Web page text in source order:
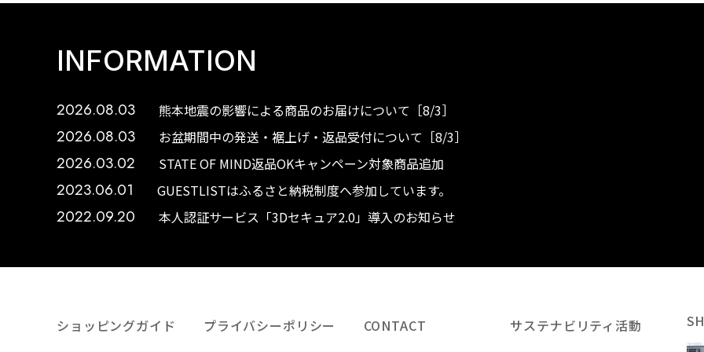
INFORMATION
2026.08.03 熊本地震の影響による商品のお届けについて［8/3］
2026.08.03 お盆期間中の発送・裾上げ・返品受付について［8/3］
2026.03.02 STATE OF MIND返品OKキャンペーン対象商品追加
2023.06.01 GUESTLISTはふるさと納税制度へ参加しています。
2022.09.20 本人認証サービス「3Dセキュア2.0」導入のお知らせ
ショッピングガイド プライバシーポリシー CONTACT サステナビリティ活動